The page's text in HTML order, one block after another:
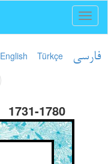
English Türkçe فارسی
1731-1780